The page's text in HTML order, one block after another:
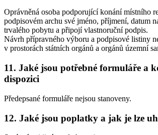
Oprávněná osoba podporující konání místního
podpisovém archu své jméno, příjmení, datum
trvalého pobytu a připojí vlastnoruční podpis.
Návrh přípravného výboru a podpisové listiny
v prostorách státních orgánů a orgánů územní
11. Jaké jsou potřebné formuláře a
dispozici
Předepsané formuláře nejsou stanoveny.
12. Jaké jsou poplatky a jak je lze